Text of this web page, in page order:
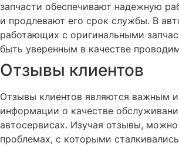
запчасти обеспечивают надежную
и продлевают его срок службы. В
работающих с оригинальными
быть уверенным в качестве
Отзывы клиентов
Отзывы клиентов являются важным
информации о качестве
автосервисах. Изучая отзывы, можно
проблемах, с которыми